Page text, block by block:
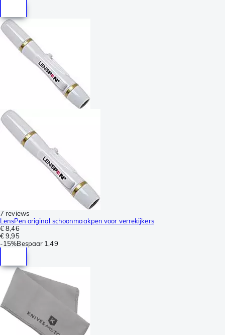
7 reviews
LensPen original schoonmaakpen voor verrekijkers
€ 8,46
€ 9,95
-15%Bespaar 1,49